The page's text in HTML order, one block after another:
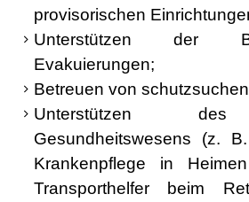
provisorischen
Unterstützen der
Evakuierungen;
Betreuen von
Unterstützen des
Gesundheitswesens (z.
Krankenpflege in
Transporthelfer beim